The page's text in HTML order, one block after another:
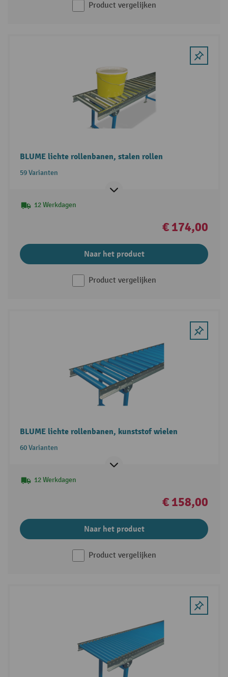
Product vergelijken
BLUME lichte rollenbanen, stalen rollen
59 Varianten
12 Werkdagen
€ 174,00
Naar het product
Product vergelijken
BLUME lichte rollenbanen, kunststof wielen
60 Varianten
12 Werkdagen
€ 158,00
Naar het product
Product vergelijken